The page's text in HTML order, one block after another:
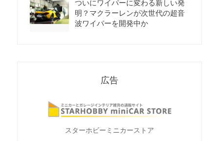
ついにワイパーに変わる新しい発
明？マクラーレンが次世代の超音
波ワイパーを開発中か
広告
スターホビーミニカーストア